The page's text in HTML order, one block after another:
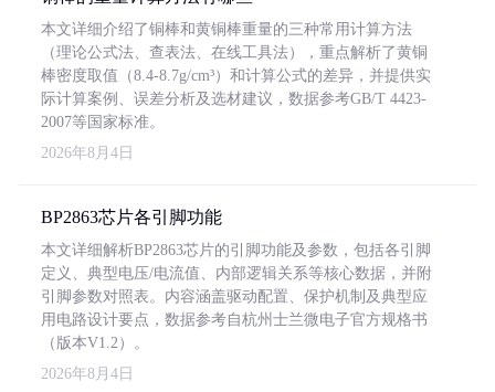
本文详细介绍了铜棒和黄铜棒重量的三种常用计算方法
（理论公式法、查表法、在线工具法），重点解析了黄铜
棒密度取值（8.4-8.7g/cm³）和计算公式的差异，并提供实
际计算案例、误差分析及选材建议，数据参考GB/T 4423-
2007等国家标准。
2026年8月4日
BP2863芯片各引脚功能
本文详细解析BP2863芯片的引脚功能及参数，包括各引脚
定义、典型电压/电流值、内部逻辑关系等核心数据，并附
引脚参数对照表。内容涵盖驱动配置、保护机制及典型应
用电路设计要点，数据参考自杭州士兰微电子官方规格书
（版本V1.2）。
2026年8月4日